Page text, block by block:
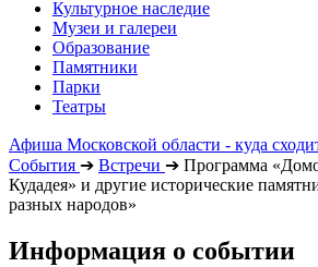
Культурное наследие
Музеи и галереи
Образование
Памятники
Парки
Театры
Афиша Московской области - куда
События ➔ Встречи ➔ Программа
Кудадея» и другие исторические
разных народов»
Информация о событии